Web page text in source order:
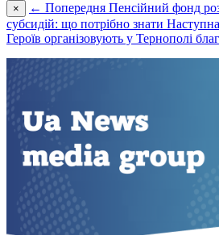
× ← Попередня Пенсійний фонд
субсидій: що потрібно знати
Героїв організовують у Тернополі